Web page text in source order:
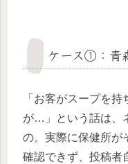
ケース①：青
「お客がスープを
が…」という話は、
の。実際に保健所が
確認できず、投稿者